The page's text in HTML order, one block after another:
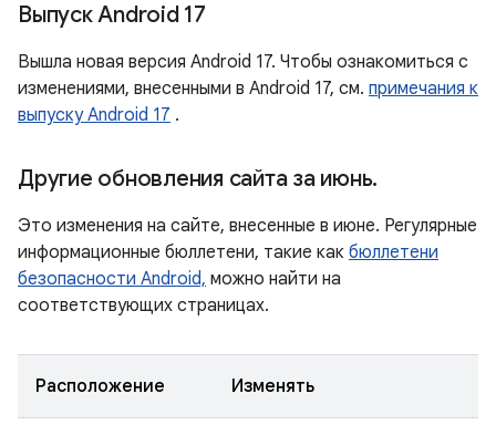
Выпуск Android 17
Вышла новая версия Android 17. Чтобы ознакомиться с
изменениями, внесенными в Android 17, см. примечания к
выпуску Android 17 .
Другие обновления сайта за июнь.
Это изменения на сайте, внесенные в июне. Регулярные
информационные бюллетени, такие как бюллетени
безопасности Android, можно найти на
соответствующих страницах.
Расположение Изменять